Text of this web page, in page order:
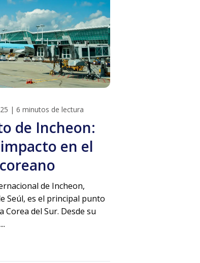
| 6 minutos de lectura
de Incheon:
en el
de Incheon,
Seúl, es el principal punto
Corea del Sur. Desde su